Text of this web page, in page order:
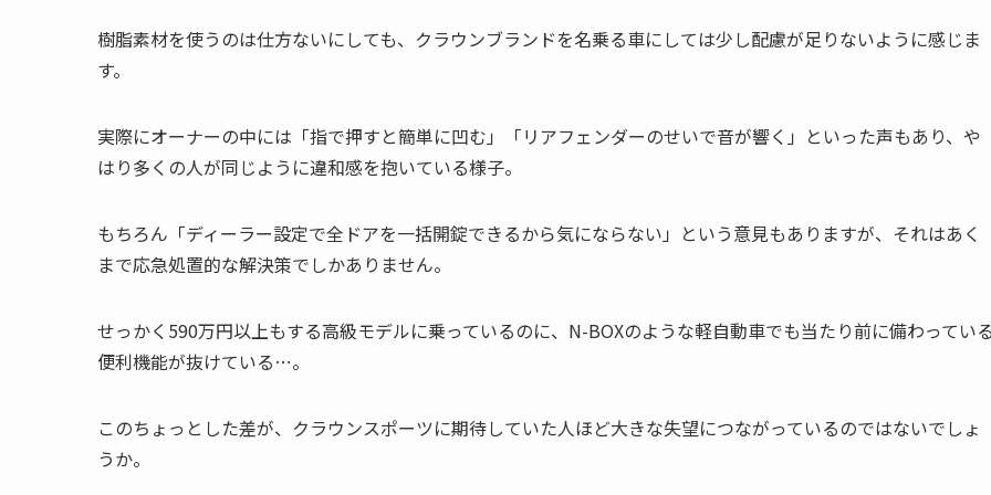
樹脂素材を使うのは仕方ないにしても、クラウンブランドを名乗る車にしては少し配慮が足りないように感じま
す。
実際にオーナーの中には「指で押すと簡単に凹む」「リアフェンダーのせいで音が響く」といった声もあり、や
はり多くの人が同じように違和感を抱いている様子。
もちろん「ディーラー設定で全ドアを一括開錠できるから気にならない」という意見もありますが、それはあく
まで応急処置的な解決策でしかありません。
せっかく590万円以上もする高級モデルに乗っているのに、N-BOXのような軽自動車でも当たり前に備わってい
便利機能が抜けている…。
このちょっとした差が、クラウンスポーツに期待していた人ほど大きな失望につながっているのではないでしょ
うか。